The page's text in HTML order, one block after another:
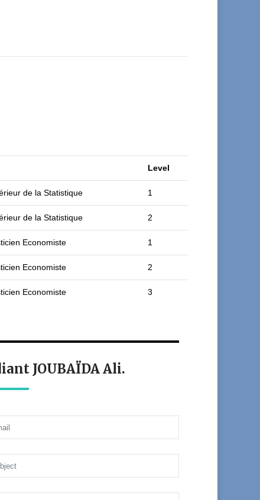
Level
de la Statistique 1
de la Statistique 2
Economiste 1
Economiste 2
Economiste 3
JOUBAÏDA Ali.